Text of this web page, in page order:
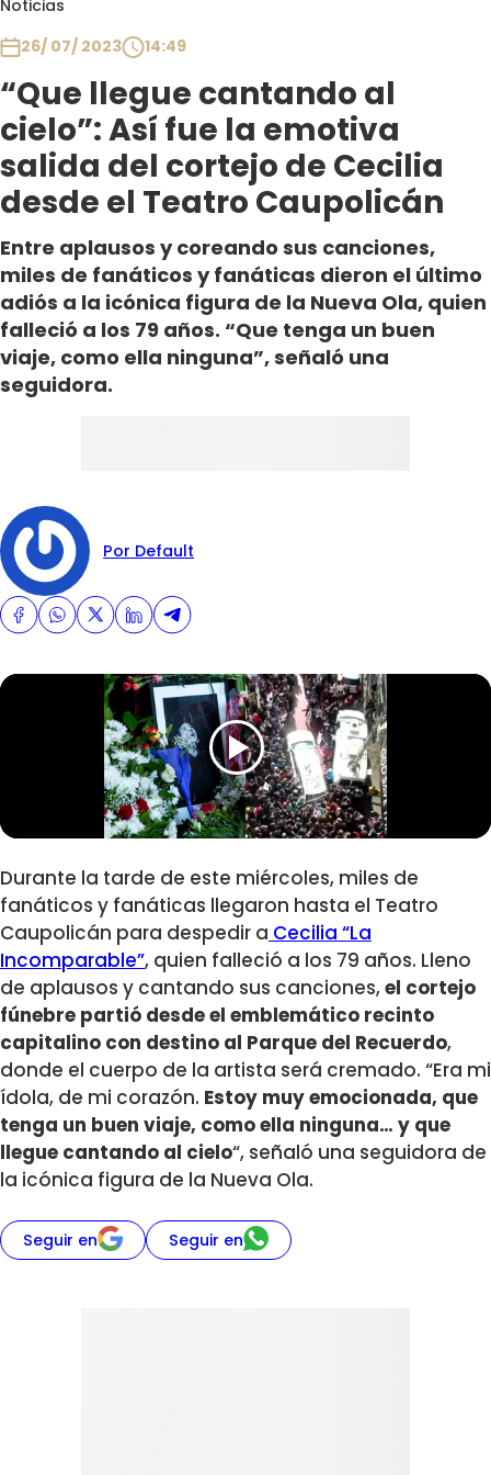
Noticias
26/ 07/ 2023
14:49
“Que llegue cantando al
cielo”: Así fue la emotiva
salida del cortejo de Cecilia
desde el Teatro Caupolicán
Entre aplausos y coreando sus canciones,
miles de fanáticos y fanáticas dieron el último
adiós a la icónica figura de la Nueva Ola, quien
falleció a los 79 años. “Que tenga un buen
viaje, como ella ninguna”, señaló una
seguidora.
Por Default
Durante la tarde de este miércoles, miles de
fanáticos y fanáticas llegaron hasta el Teatro
Caupolicán para despedir a Cecilia “La
Incomparable”, quien falleció a los 79 años. Lleno
de aplausos y cantando sus canciones,el cortejo
fúnebre partió desde el emblemático recinto
capitalino con destino al Parque del Recuerdo,
donde el cuerpo de la artista será cremado. “Era mi
ídola, de mi corazón. Estoy muy emocionada, que
tenga un buen viaje, como ella ninguna… y que
llegue cantando al cielo“, señaló una seguidora de
la icónica figura de la Nueva Ola.
Seguir en Seguir en
Club De La Comedia
Contigo en Directo
Plan Perfecto
El Tiempo
Sabingo
Todos Los Programas